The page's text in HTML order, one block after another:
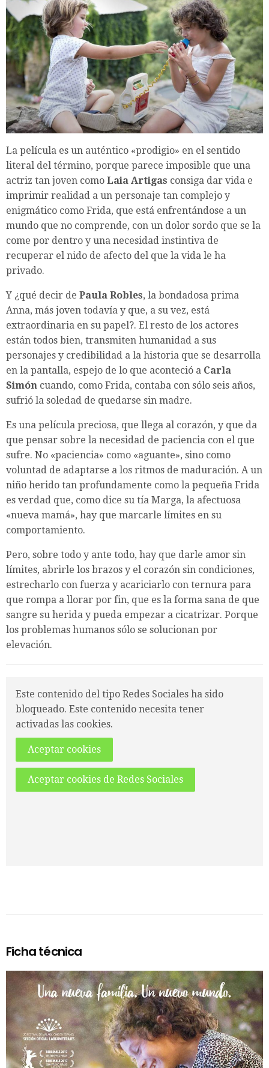
La película es un auténtico «prodigio» en el sentido
literal del término, porque parece imposible que una
actriz tan joven como Laia Artigas consiga dar vida e
imprimir realidad a un personaje tan complejo y
enigmático como Frida, que está enfrentándose a un
mundo que no comprende, con un dolor sordo que se la
come por dentro y una necesidad instintiva de
recuperar el nido de afecto del que la vida le ha
privado.
Y ¿qué decir de Paula Robles, la bondadosa prima
Anna, más joven todavía y que, a su vez, está
extraordinaria en su papel?. El resto de los actores
están todos bien, transmiten humanidad a sus
personajes y credibilidad a la historia que se desarrolla
en la pantalla, espejo de lo que aconteció a Carla
Simón cuando, como Frida, contaba con sólo seis años,
sufrió la soledad de quedarse sin madre.
Es una película preciosa, que llega al corazón, y que da
que pensar sobre la necesidad de paciencia con el que
sufre. No «paciencia» como «aguante», sino como
voluntad de adaptarse a los ritmos de maduración. A un
niño herido tan profundamente como la pequeña Frida
es verdad que, como dice su tía Marga, la afectuosa
«nueva mamá», hay que marcarle límites en su
comportamiento.
Pero, sobre todo y ante todo, hay que darle amor sin
límites, abrirle los brazos y el corazón sin condiciones,
estrecharlo con fuerza y acariciarlo con ternura para
que rompa a llorar por fin, que es la forma sana de que
sangre su herida y pueda empezar a cicatrizar. Porque
los problemas humanos sólo se solucionan por
elevación.
Este contenido del tipo Redes Sociales ha sido
bloqueado. Este contenido necesita tener
activadas las cookies.
Aceptar cookies
Aceptar cookies de Redes Sociales
Ficha técnica